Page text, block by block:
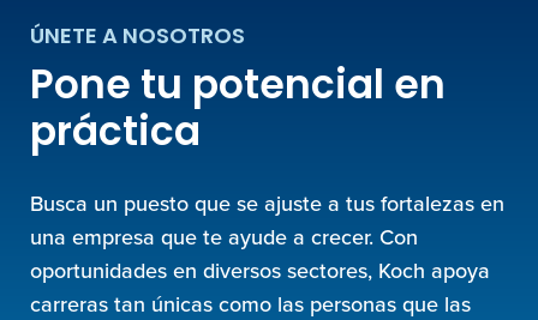
ÚNETE A NOSOTROS
Pone tu potencial en
práctica
Busca un puesto que se ajuste a tus fortalezas en
una empresa que te ayude a crecer. Con
oportunidades en diversos sectores, Koch apoya
carreras tan únicas como las personas que las